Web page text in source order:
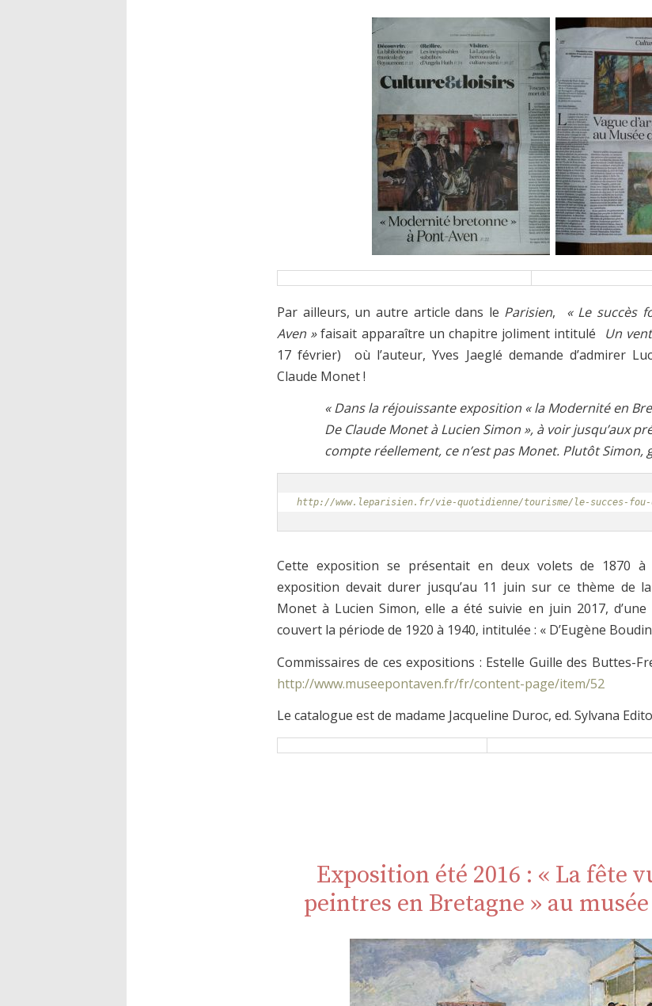
Par ailleurs, un autre article dans le Parisien,
« Le succès
Aven »faisait apparaître un chapitre joliment intitulé Un
17 février) où l’auteur, Yves Jaeglé demande d’admirer
Claude Monet !
« Dans la réjouissante exposition « la Modernité en
De Claude Monet à Lucien Simon », à voir jusqu’aux
compte réellement, ce n’est pas Monet. Plutôt
http://www.leparisien.fr/vie-quotidienne/tourisme/le-succes-fou-du-
Cette exposition se présentait en deux volets de 1870 à
exposition devait durer jusqu’au 11 juin sur ce thème de
Monet à Lucien Simon, elle a été suivie en juin 2017,
couvert la période de 1920 à 1940, intitulée : « D’Eugène
Commissaires de ces expositions : Estelle Guille des Buttes-
http://www.museepontaven.fr/fr/content-page/item/52
Le catalogue est de madame Jacqueline Duroc, ed. Sylvana
Exposition été 2016 : « La fête
peintres en Bretagne » au